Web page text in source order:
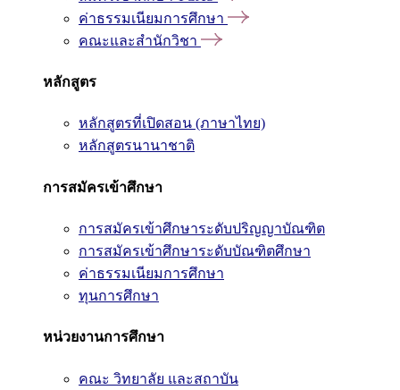
ค่าธรรมเนียมการศึกษา
คณะและสำนักวิชา
หลักสูตร
หลักสูตรที่เปิดสอน (ภาษาไทย)
หลักสูตรนานาชาติ
การสมัครเข้าศึกษา
การสมัครเข้าศึกษาระดับปริญญาบัณฑิต
การสมัครเข้าศึกษาระดับบัณฑิตศึกษา
ค่าธรรมเนียมการศึกษา
ทุนการศึกษา
หน่วยงานการศึกษา
คณะ วิทยาลัย และสถาบัน